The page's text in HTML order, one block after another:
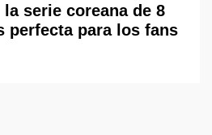
serie coreana de 8
perfecta para los fans